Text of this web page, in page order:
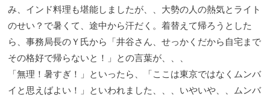
み、インド料理も堪能しましたが、、大勢の人の熱気とライト
のせい？で暑くて、途中から汗だく。着替えて帰ろうとした
ら、事務局長のＹ氏から「井谷さん、せっかくだから自宅まで
その格好で帰らないと！」との言葉が、、、
「無理！暑すぎ！」といったら、「ここは東京ではなくムンバ
イと思えばよい！」といわれました、、、いやいや、、ムンバ